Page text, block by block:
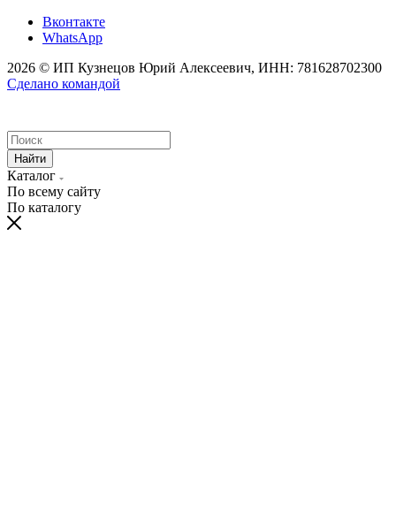
Вконтакте
WhatsApp
2026 © ИП Кузнецов Юрий Алексеевич, ИНН: 781628702300
Сделано командой
Найти
Каталог
По всему сайту
По каталогу